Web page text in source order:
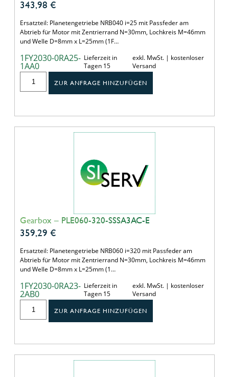
343,98 €
Ersatzteil: Planetengetriebe NRB040 i=25 mit Passfeder am
Abtrieb für Motor mit Zentrierrand N=30mm, Lochkreis M=46mm
und Welle D=8mm x L=25mm (1F…
1FY2030-0RA25-
1AA0
Lieferzeit in
Tagen 15
exkl. MwSt. | kostenloser
Versand
ZUR ANFRAGE HINZUFÜGEN
Gearbox – PLE060-320-SSSA3AC-E
359,29 €
Ersatzteil: Planetengetriebe NRB060 i=320 mit Passfeder am
Abtrieb für Motor mit Zentrierrand N=30mm, Lochkreis M=46mm
und Welle D=8mm x L=25mm (1…
1FY2030-0RA23-
2AB0
Lieferzeit in
Tagen 15
exkl. MwSt. | kostenloser
Versand
ZUR ANFRAGE HINZUFÜGEN